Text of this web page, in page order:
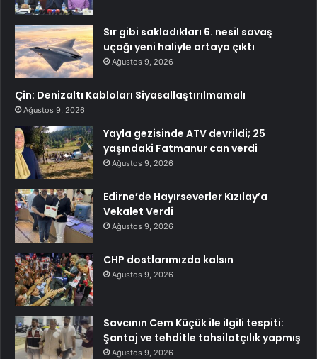
Sır gibi sakladıkları 6. nesil savaş
uçağı yeni haliyle ortaya çıktı
Ağustos 9, 2026
Çin: Denizaltı Kabloları Siyasallaştırılmamalı
Ağustos 9, 2026
Yayla gezisinde ATV devrildi; 25
yaşındaki Fatmanur can verdi
Ağustos 9, 2026
Edirne’de Hayırseverler Kızılay’a
Vekalet Verdi
Ağustos 9, 2026
CHP dostlarımızda kalsın
Ağustos 9, 2026
Savcının Cem Küçük ile ilgili tespiti:
Şantaj ve tehditle tahsilatçılık yapmış
Ağustos 9, 2026